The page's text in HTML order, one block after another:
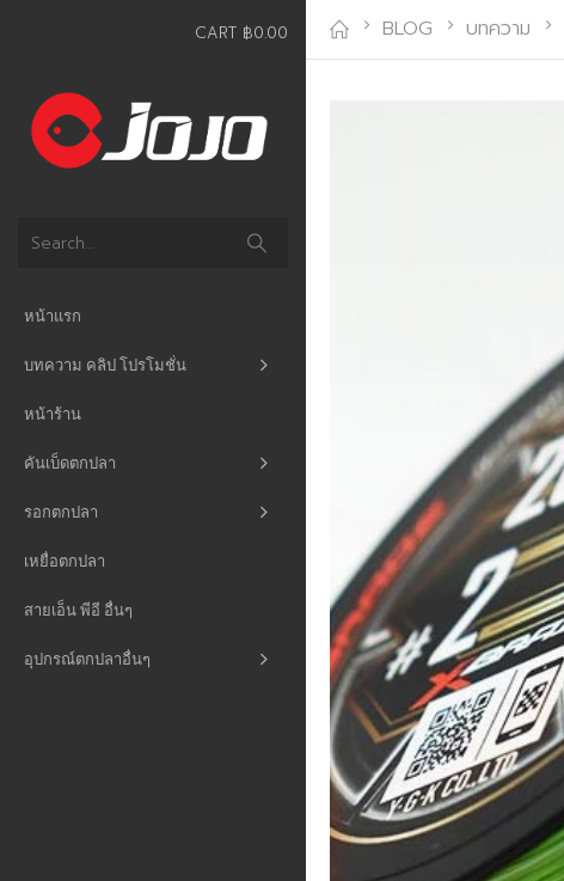
CART ฿0.00
หน้าแรก
บทความ คลิป โปรโมชั่น
หน้าร้าน
คันเบ็ดตกปลา
รอกตกปลา
เหยื่อตกปลา
สายเอ็น พีอี อื่นๆ
อุปกรณ์ตกปลาอื่นๆ
BLOG บทความ